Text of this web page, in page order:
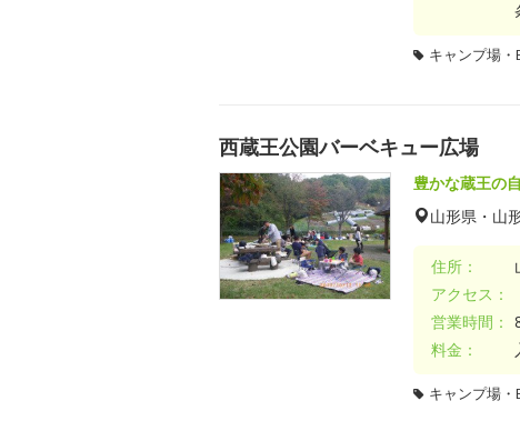
キャンプ場・
西蔵王公園バーベキュー広場
豊かな蔵王の
山形県・山
住所：
アクセス：
営業時間：
料金：
キャンプ場・